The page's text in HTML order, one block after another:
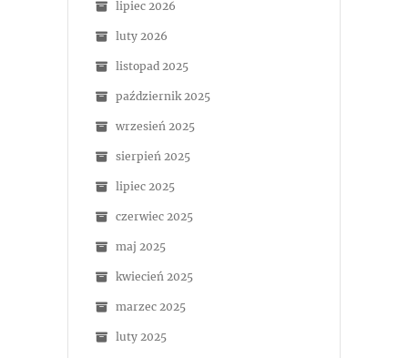
lipiec 2026
luty 2026
listopad 2025
październik 2025
wrzesień 2025
sierpień 2025
lipiec 2025
czerwiec 2025
maj 2025
kwiecień 2025
marzec 2025
luty 2025